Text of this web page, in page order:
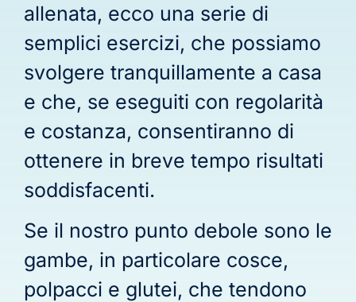
allenata, ecco una serie di
semplici esercizi, che possiamo
svolgere tranquillamente a casa
e che, se eseguiti con regolarità
e costanza, consentiranno di
ottenere in breve tempo risultati
soddisfacenti.
Se il nostro punto debole sono le
gambe, in particolare cosce,
polpacci e glutei, che tendono